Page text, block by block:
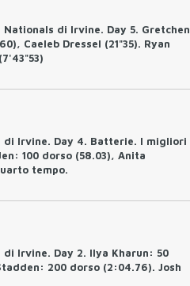
Nationals di Irvine. Day 5. Gretchen
Caeleb Dressel (21"35). Ryan
di Irvine. Day 4. Batterie. I migliori
100 dorso (58.03), Anita
tempo.
di Irvine. Day 2. Ilya Kharun: 50
200 dorso (2:04.76). Josh